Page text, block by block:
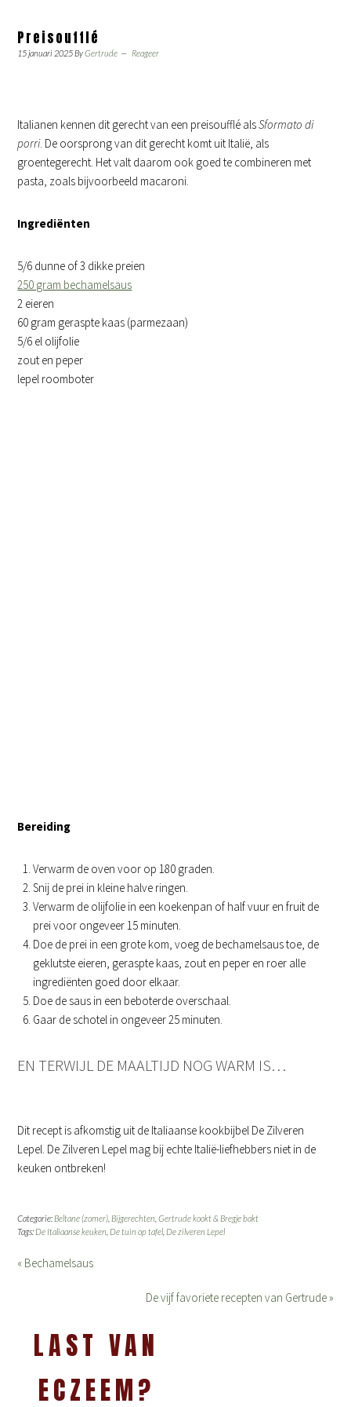
Preisoufflé
15 januari 2025ByGertrude Reageer
Italianen kennen dit gerecht van een preisoufflé alsSformato di
porri. De oorsprong van dit gerecht komt uit Italië, als
groentegerecht. Het valt daarom ook goed te combineren met
pasta, zoals bijvoorbeeld macaroni.
Ingrediënten
5/6 dunne of 3 dikke preien
250 gram bechamelsaus
2 eieren
60 gram geraspte kaas (parmezaan)
5/6 el olijfolie
zout en peper
lepel roomboter
Bereiding
Verwarm de oven voor op 180 graden.
Snij de prei in kleine halve ringen.
Verwarm de olijfolie in een koekenpan of half vuur en fruit de
prei voor ongeveer 15 minuten.
Doe de prei in een grote kom, voeg de bechamelsaus toe, de
geklutste eieren, geraspte kaas, zout en peper en roer alle
ingrediënten goed door elkaar.
Doe de saus in een beboterde overschaal.
Gaar de schotel in ongeveer 25 minuten.
EN TERWIJL DE MAALTIJD NOG WARM IS…
Dit recept is afkomstig uit de Italiaanse kookbijbel De Zilveren
Lepel. De Zilveren Lepel mag bij echte Italië-liefhebbers niet in de
keuken ontbreken!
Categorie: Beltane (zomer) Bijgerechten ,Gertrude kookt & Bregje bakt
Tags: De Italiaanse keuken De tuin op tafel De zilveren Lepel
« Bechamelsaus
De vijf favoriete recepten van Gertrude »
LAST VAN
ECZEEM?